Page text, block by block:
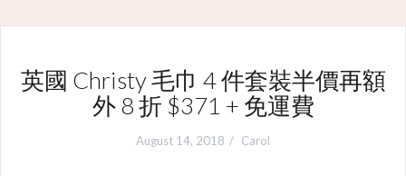
英國 Christy 毛巾 4 件套裝半價再額
外 8 折 $371 + 免運費
August 14, 2018 Carol